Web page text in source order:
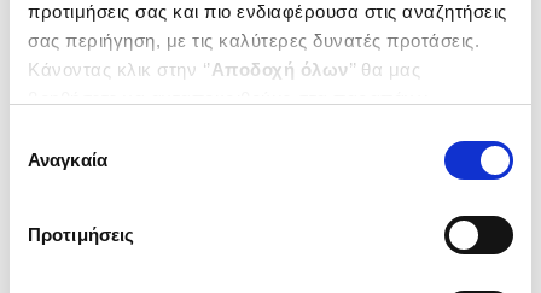
προτιμήσεις σας και πιο ενδιαφέρουσα στις αναζητήσεις
σας περιήγηση, με τις καλύτερες δυνατές προτάσεις.
Κάνοντας κλικ στην ‘’Αποδοχή όλων’’ θα μας
ενδιαφέρουν και να επιλέξετε από τα παρακάτω με την
΄΄και να ενημερωθείτε σχετικά με
συγκατάθεσης
Αναγκαία
Προτιμήσεις